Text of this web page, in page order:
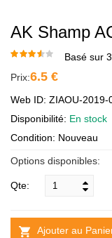
AK Shamp
Basé sur
Prix:6.5 €
Web ID: ZIAOU-2019-
Disponibilité: En stock
Condition: Nouveau
Options disponibles:
Qte:
Ajouter au